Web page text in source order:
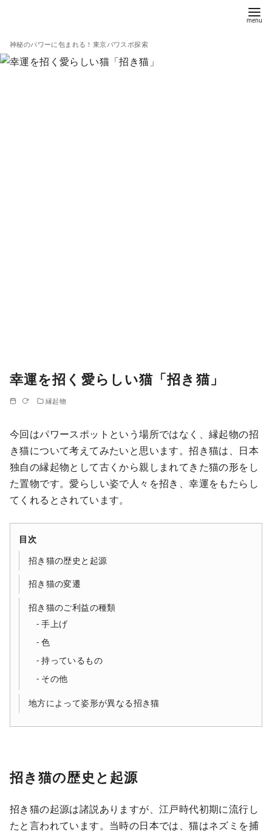
ン
神秘のパワーに包まれる！東京パワスポ探索
幸運を招く愛らしい猫「招き猫」
縁起物
今回はパワースポットという場所ではなく、縁起物の招
き猫について考えてみたいと思います。招き猫は、日本
独自の縁起物として古くから親しまれてきた猫の形をし
た置物です。愛らしい姿で人々を招き、幸運をもたらし
てくれるとされています。
目次
招き猫の歴史と起源
招き猫の変遷
招き猫のご利益の種類
手上げ
色
持っているもの
その他
地方によって姿形が異なる招き猫
招き猫の歴史と起源
招き猫の起源は諸説ありますが、江戸時代初期に流行し
たと言われています。当時の日本では、猫はネズミを捕